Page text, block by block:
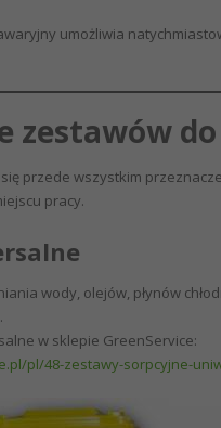
umożliwia
zestawów
przede wszystkim
pracy.
wody, olejów, płynów
w sklepie GreenService:
pl/48-zestawy-sorpcyjne-